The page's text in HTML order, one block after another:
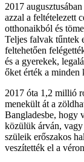
2017
azzal a feltételezett
otthonaikból és
Teljes falvak tűntek
feltehetően
és a gyerekek,
őket érték a minden
2017 óta 1,2 millió
menekült át a
Bangladesbe, hogy
közülük árván,
szüleik erőszakos
veszítették el a